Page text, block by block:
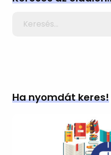
Ha nyomdát keres!